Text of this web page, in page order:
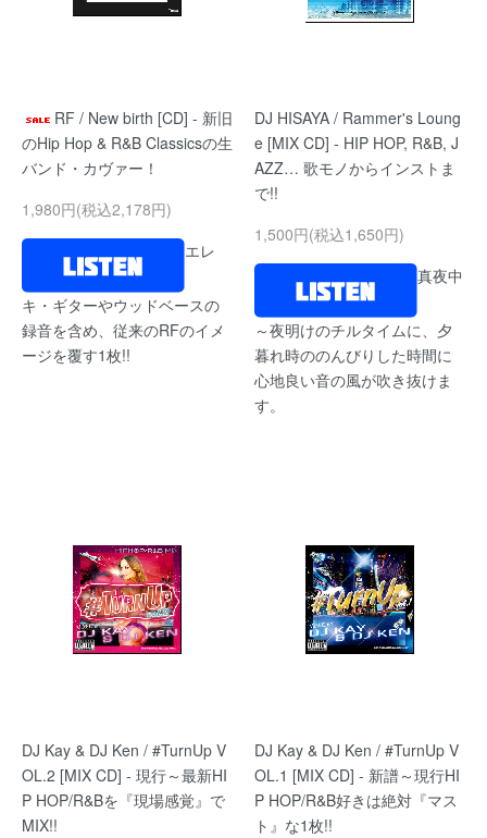
RF / New birth [CD] - 新旧
のHip Hop & R&B Classicsの生
バンド・カヴァー！
1,980円(税込2,178円)
エレ
キ・ギターやウッドベースの
録音を含め、従来のRFのイメ
ージを覆す1枚!!
DJ HISAYA / Rammer's Loung
e [MIX CD] - HIP HOP, R&B, J
AZZ… 歌モノからインストま
で!!
1,500円(税込1,650円)
真夜中
～夜明けのチルタイムに、夕
暮れ時ののんびりした時間に
心地良い音の風が吹き抜けま
す。
DJ Kay & DJ Ken / #TurnUp V
OL.2 [MIX CD] - 現行～最新HI
P HOP/R&Bを『現場感覚』で
MIX!!
DJ Kay & DJ Ken / #TurnUp V
OL.1 [MIX CD] - 新譜～現行HI
P HOP/R&B好きは絶対『マス
ト』な1枚!!